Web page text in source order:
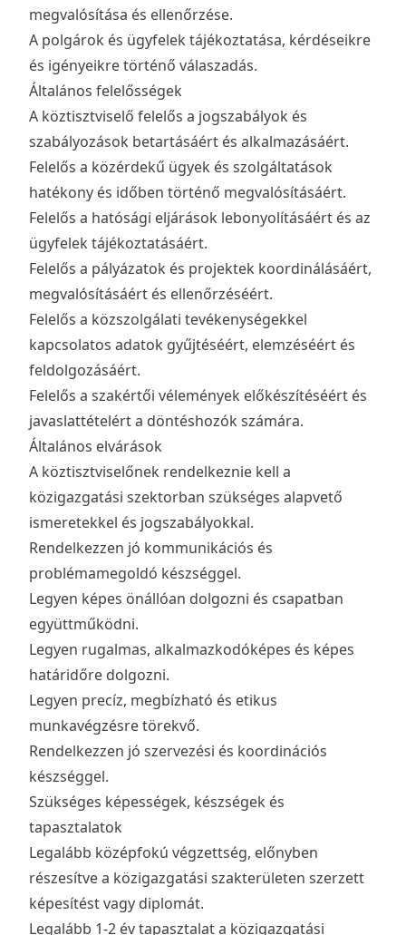
megvalósítása és ellenőrzése.
A polgárok és ügyfelek tájékoztatása, kérdéseikre
és igényeikre történő válaszadás.
Általános felelősségek
A köztisztviselő felelős a jogszabályok és
szabályozások betartásáért és alkalmazásáért.
Felelős a közérdekű ügyek és szolgáltatások
hatékony és időben történő megvalósításáért.
Felelős a hatósági eljárások lebonyolításáért és az
ügyfelek tájékoztatásáért.
Felelős a pályázatok és projektek koordinálásáért,
megvalósításáért és ellenőrzéséért.
Felelős a közszolgálati tevékenységekkel
kapcsolatos adatok gyűjtéséért, elemzéséért és
feldolgozásáért.
Felelős a szakértői vélemények előkészítéséért és
javaslattételért a döntéshozók számára.
Általános elvárások
A köztisztviselőnek rendelkeznie kell a
közigazgatási szektorban szükséges alapvető
ismeretekkel és jogszabályokkal.
Rendelkezzen jó kommunikációs és
problémamegoldó készséggel.
Legyen képes önállóan dolgozni és csapatban
együttműködni.
Legyen rugalmas, alkalmazkodóképes és képes
határidőre dolgozni.
Legyen precíz, megbízható és etikus
munkavégzésre törekvő.
Rendelkezzen jó szervezési és koordinációs
készséggel.
Szükséges képességek, készségek és
tapasztalatok
Legalább középfokú végzettség, előnyben
részesítve a közigazgatási szakterületen szerzett
képesítést vagy diplomát.
Legalább 1-2 év tapasztalat a közigazgatási